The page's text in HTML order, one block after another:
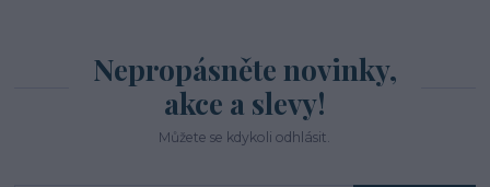
Nepropásněte novinky,
akce a slevy!
Můžete se kdykoli odhlásit.